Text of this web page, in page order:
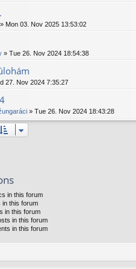
» Mon 03. Nov 2025 13:53:02
» Tue 26. Nov 2024 18:54:38
27. Nov 2024 7:35:27
» Tue 26. Nov 2024 18:43:28
in this forum
in this forum
in this forum
in this forum
in this forum